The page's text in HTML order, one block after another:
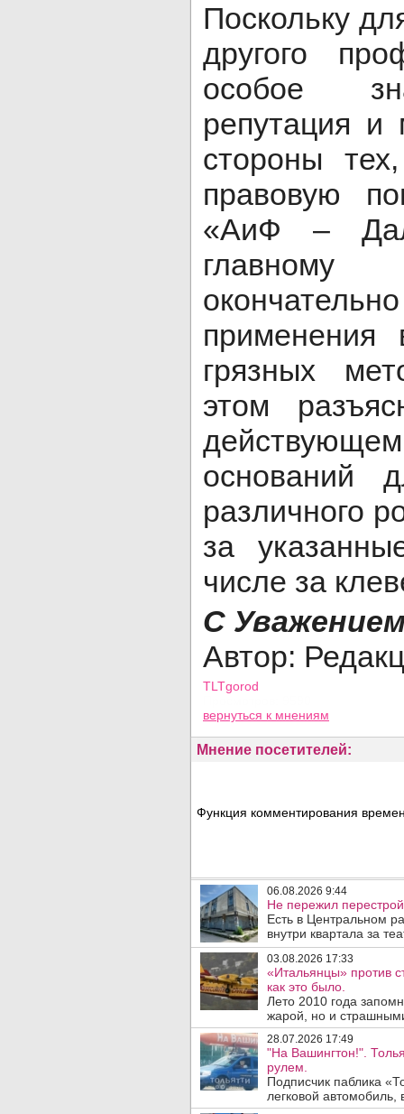
Поскольку
другого
особое
репутация
стороны
правовую
«АиФ –
грязных
этом
оснований
различного
за
числе за
С
Автор:
TLTgorod
вернуться к мнениям
Мнение посетителей:
Функция комментирования
06.08.2026 9:44
Не пережил
Есть в Центральном
внутри квартала за
03.08.2026 17:33
«Итальянцы» против
как это было.
Лето 2010 года
жарой, но и
28.07.2026 17:49
"На Вашингтон!".
рулем.
Подписчик паблика
легковой автомобиль,